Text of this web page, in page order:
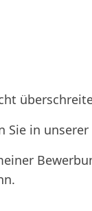
Sie in unserer